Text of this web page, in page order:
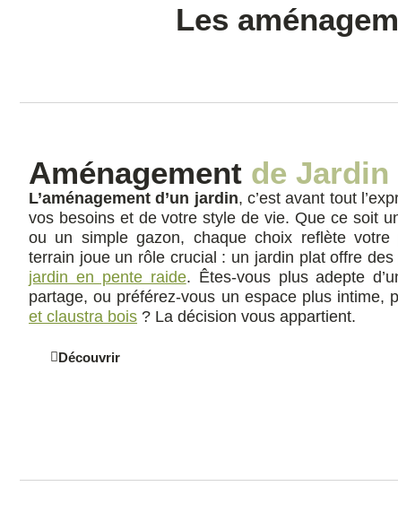
Les
Aménagement de Jardin
L’aménagement d’un jardin, c’est avant tout
vos besoins et de votre style de vie. Que ce soit
ou un simple gazon, chaque choix reflète votre
terrain joue un rôle crucial : un jardin plat offre des
jardin en pente raide. Êtes-vous plus adepte
partage, ou préférez-vous un espace plus intime,
et claustra bois ? La décision vous appartient.
Découvrir